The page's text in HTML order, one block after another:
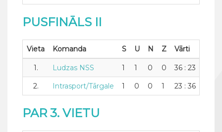
PUSFINĀLS II
Vieta Komanda S U N Z Vārti
1. Ludzas NSS 1 1 0 0 36 : 23
2. Intrasport/Tārgale 1 0 0 1 23 : 36
PAR 3. VIETU